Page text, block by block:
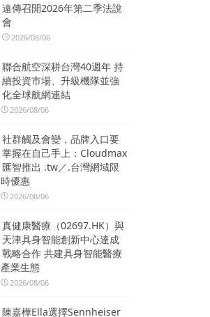
遠傳召開2026年第二季法說
會
2026/08/06
聯合航空深耕台灣40週年 持
續投資市場、升級機隊並強
化全球航網連結
2026/08/06
社群觸及會變，品牌入口要
掌握在自己手上：Cloudmax
匯智推出 .tw／.台灣網域限
時優惠
2026/08/06
真健康醫療（02697.HK）與
天津具身智能創新中心達成
戰略合作 共建具身智能醫療
產業生態
2026/08/06
陳嘉樺Ella選擇Sennheiser